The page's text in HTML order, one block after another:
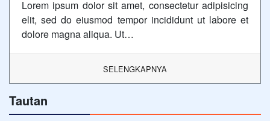
Lorem ipsum dolor sit amet, consectetur adipisicing
elit, sed do eiusmod tempor incididunt ut labore et
dolore magna aliqua. Ut…
SELENGKAPNYA
Tautan